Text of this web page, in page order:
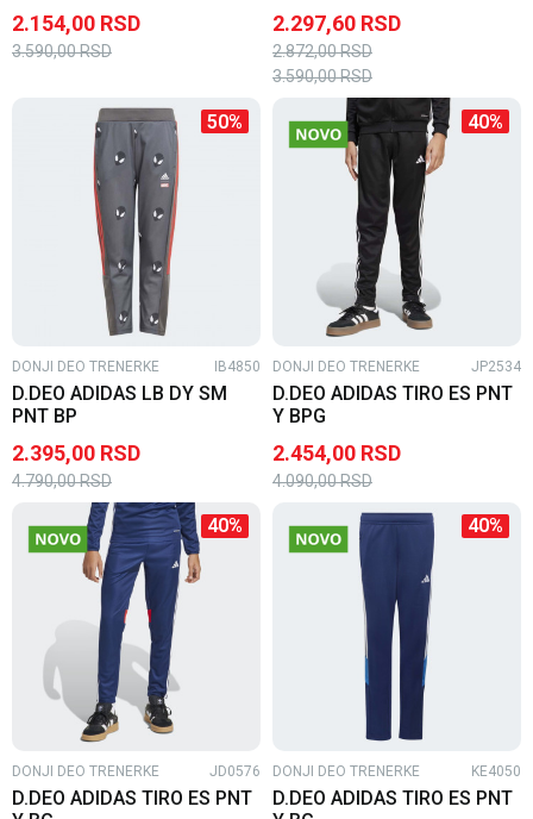
2.154,00 RSD
3.590,00RSD
2.297,60 RSD
2.872,00RSD
3.590,00RSD
50%
DONJI DEO TRENERKE IB4850
D.DEO ADIDAS LB DY SM
PNT BP
2.395,00 RSD
4.790,00RSD
40%
DONJI DEO TRENERKE JP2534
D.DEO ADIDAS TIRO ES PNT
Y BPG
2.454,00 RSD
4.090,00RSD
40%
DONJI DEO TRENERKE JD0576
D.DEO ADIDAS TIRO ES PNT
40%
DONJI DEO TRENERKE KE4050
D.DEO ADIDAS TIRO ES PNT